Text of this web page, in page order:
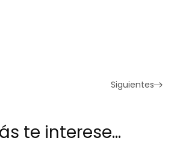
Siguientes
te interese…